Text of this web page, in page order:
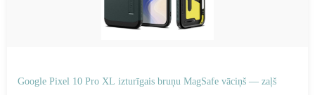
Google Pixel 10 Pro XL izturīgais bruņu MagSafe vāciņš — zaļš